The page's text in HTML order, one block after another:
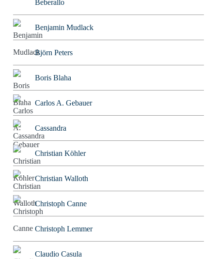
Beberallo
Benjamin Mudlack
Björn Peters
Boris Blaha
Carlos A. Gebauer
Cassandra
Christian Köhler
Christian Walloth
Christoph Canne
Christoph Lemmer
Claudio Casula